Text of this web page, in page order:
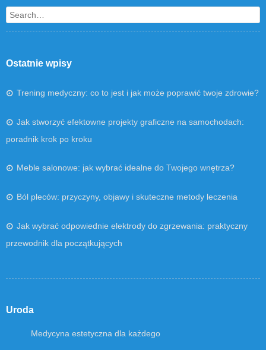
Search
Ostatnie wpisy
Trening medyczny: co to jest i jak może poprawić twoje zdrowie?
Jak stworzyć efektowne projekty graficzne na samochodach:
poradnik krok po kroku
Meble salonowe: jak wybrać idealne do Twojego wnętrza?
Ból pleców: przyczyny, objawy i skuteczne metody leczenia
Jak wybrać odpowiednie elektrody do zgrzewania: praktyczny
przewodnik dla początkujących
Uroda
Medycyna estetyczna dla każdego